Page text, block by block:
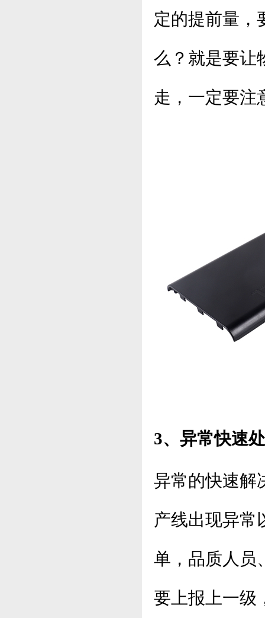
定的提前量，
么？就是要让
走，一定要注
3、异常快速
异常的快速解
产线出现异常
单，品质人员
要上报上一级